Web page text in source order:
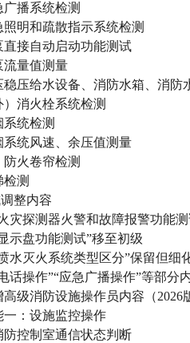
播系统检测
照明和疏散指示系统检测
直接自动启动功能测试
流量值测量
稳压给水设备、消防水箱、消防
）消火栓系统检测
系统检测
系统风速、余压值测量
防火卷帘检测
测
整内容
灾探测器火警和故障报警功能
示盘功能测试”移至初级
水灭火系统类型区分”保留但细
话操作”“应急广播操作”等部分
高级消防设施操作员内容（2026
一：设施监控操作
防控制室通信状态判断